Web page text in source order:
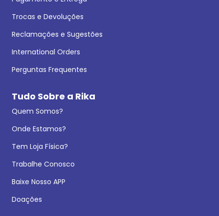
Trocas e Devoluções
Reclamações e Sugestões
International Orders
Perguntas Frequentes
Tudo Sobre a Rika
Quem Somos?
Onde Estamos?
Tem Loja Física?
Trabalhe Conosco
Baixe Nosso APP
Doações